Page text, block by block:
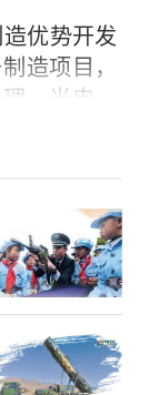
优势开发
造项目，
、光电、
产能成为
风集团的
部件、坦
等高端装
等知名企
暖空气源
边，形成
企业被评